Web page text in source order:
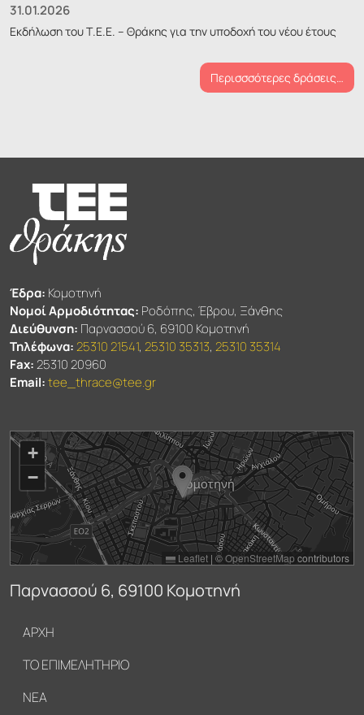
31.01.2026
Εκδήλωση του Τ.Ε.Ε. – Θράκης για την υποδοχή του νέου έτους
Περισσσότερες δράσεις…
Έδρα: Κομοτηνή
Νομοί Αρμοδιότητας: Ροδόπης, Έβρου, Ξάνθης
Διεύθυνση: Παρνασσού 6, 69100 Κομοτηνή
Τηλέφωνα:25310 21541,25310 35313,25310 35314
Fax:25310 20960
Email:tee_thrace@tee.gr
Υποσέλιδο
ΑΡΧΗ
ΤΟ ΕΠΙΜΕΛΗΤΗΡΙΟ
ΝΕΑ
+
−
Leaflet | ©OpenStreetMap contributors
Παρνασσού 6, 69100 Κομοτηνή